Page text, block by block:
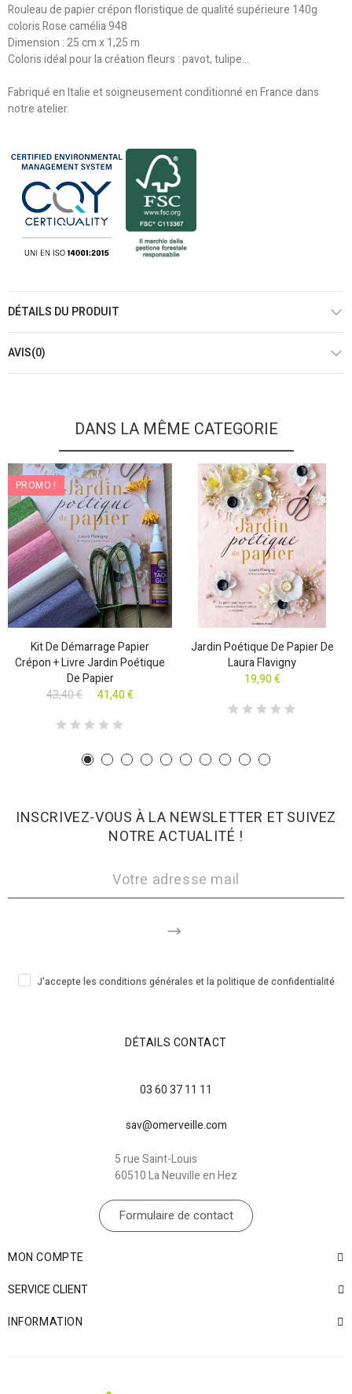
Rouleau de papier crépon floristique de qualité supérieure 140g
coloris Rose camélia 948
Dimension : 25 cm x 1,25 m
Coloris idéal pour la création fleurs : pavot, tulipe...
Fabriqué en Italie et soigneusement conditionné en France dans
notre atelier.
DÉTAILS DU PRODUIT
AVIS(0)
DANS LA MÊME CATEGORIE
PROMO !
Kit De Démarrage Papier
Crépon + Livre Jardin Poétique
De Papier
43,40 €
41,40 €
Jardin Poétique De Papier De
Laura Flavigny
19,90 €
INSCRIVEZ-VOUS À LA NEWSLETTER ET SUIVEZ
NOTRE ACTUALITÉ !
J'accepte les conditions générales et la politique de confidentialité
DÉTAILS CONTACT
03 60 37 11 11
sav@omerveille.com
5 rue Saint-Louis
60510 La Neuville en Hez
Formulaire de contact
MON COMPTE
SERVICE CLIENT
INFORMATION